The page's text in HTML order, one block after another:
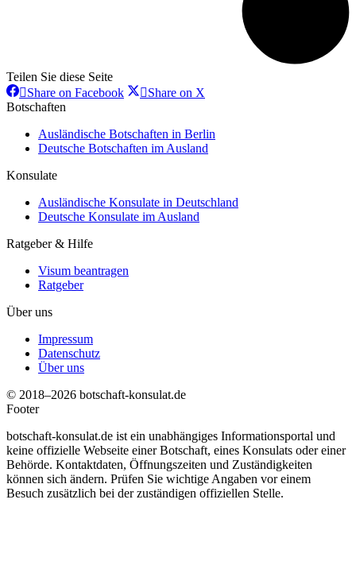
Teilen Sie diese Seite
Share on FacebookShareShare on X
Botschaften
Ausländische Botschaften in Berlin
Deutsche Botschaften im Ausland
Konsulate
Ausländische Konsulate in Deutschland
Deutsche Konsulate im Ausland
Ratgeber & Hilfe
Visum beantragen
Ratgeber
Über uns
Impressum
Datenschutz
Über uns
© 2018–2026 botschaft-konsulat.de
Footer
botschaft-konsulat.de ist ein unabhängiges Informationsportal und
keine offizielle Webseite einer Botschaft, eines Konsulats oder einer
Behörde. Kontaktdaten, Öffnungszeiten und Zuständigkeiten
können sich ändern. Prüfen Sie wichtige Angaben vor einem
Besuch zusätzlich bei der zuständigen offiziellen Stelle.